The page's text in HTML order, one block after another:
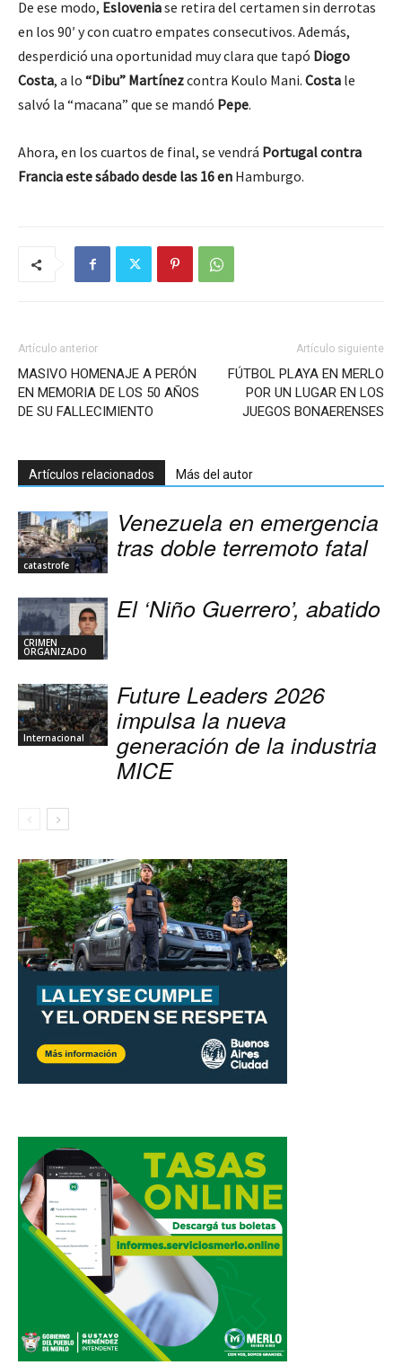
De ese modo, Esloveniase retira del certamen sin derrotas
en los 90′ y con cuatro empates consecutivos. Además,
desperdició una oportunidad muy clara que tapó Diogo
Costa, a lo “Dibu” Martínezcontra Koulo Mani. Costa le
salvó la “macana” que se mandó Pepe.
Ahora, en los cuartos de final, se vendrá Portugal contra
Francia este sábado desde las 16 en Hamburgo.
Artículo anterior
MASIVO HOMENAJE A PERÓN
EN MEMORIA DE LOS 50 AÑOS
DE SU FALLECIMIENTO
Artículo siguiente
FÚTBOL PLAYA EN MERLO
POR UN LUGAR EN LOS
JUEGOS BONAERENSES
Artículos relacionados Más del autor
catastrofe
Venezuela en emergencia
tras doble terremoto fatal
CRIMEN
ORGANIZADO
El ‘Niño Guerrero’, abatido
Internacional
Future Leaders 2026
impulsa la nueva
generación de la industria
MICE